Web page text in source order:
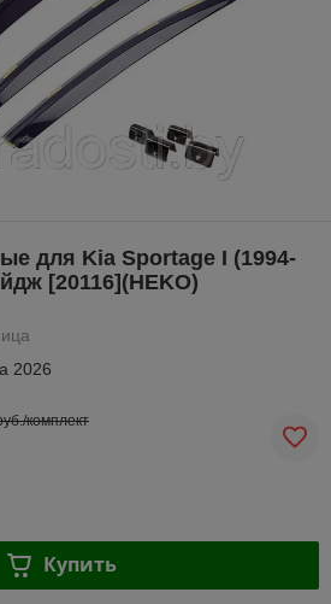
для Kia Sportage I (1994-
[20116](HEKO)
2026
комплект
Купить